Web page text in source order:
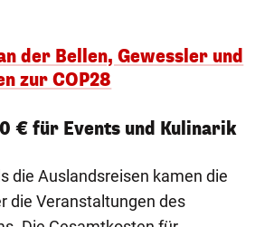
der Bellen, Gewessler und
zur COP28
€ für Events und Kulinarik
die Auslandsreisen kamen die
die Veranstaltungen des